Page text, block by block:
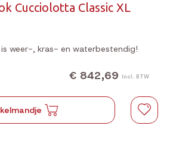
Cucciolotta Classic XL
weer-, kras- en waterbestendig!
€ 842,69 Incl. BTW